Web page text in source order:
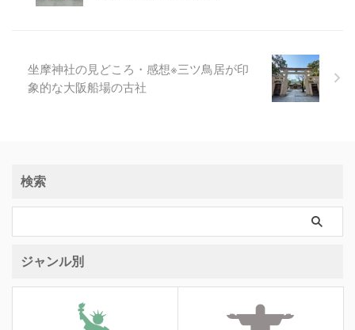
坐摩神社の見どころ・感想※三ツ鳥居が印
象的な大阪船場の古社
検索
ジャンル別